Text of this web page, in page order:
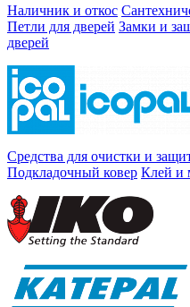
Наличник и откос
Петли для дверей Замки и
дверей
Средства для очистки и
Подкладочный ковер Клей и